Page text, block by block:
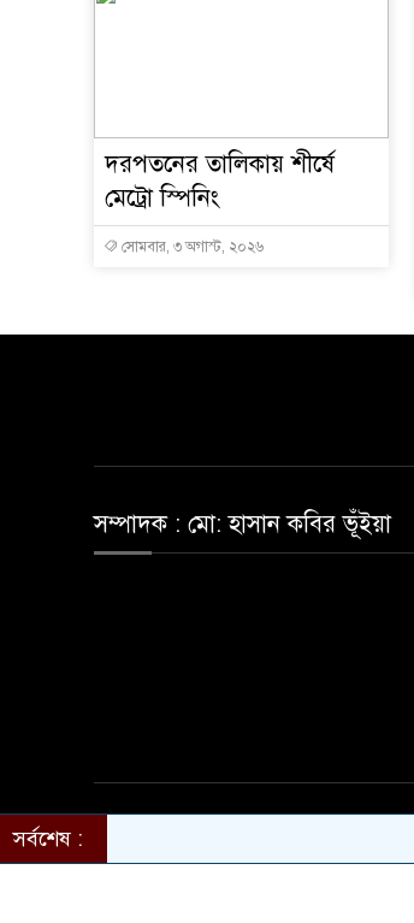
দরপতনের তালিকায় শীর্ষে
মেট্রো স্পিনিং
সোমবার, ৩ অগাস্ট, ২০২৬
সম্পাদক : মো: হাসান কবির ভূঁইয়া
ছবি, ভিডিও অনুমতি ছাড়া ব্যবহার বে-
সর্বশেষ :